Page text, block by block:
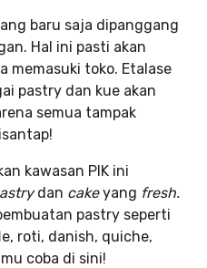
baru saja dipanggang
Hal ini pasti akan
memasuki toko. Etalase
pastry dan kue akan
semua tampak
kawasan PIK ini
dan cakeyang fresh.
pastry seperti
roti, danish, quiche,
coba di sini!